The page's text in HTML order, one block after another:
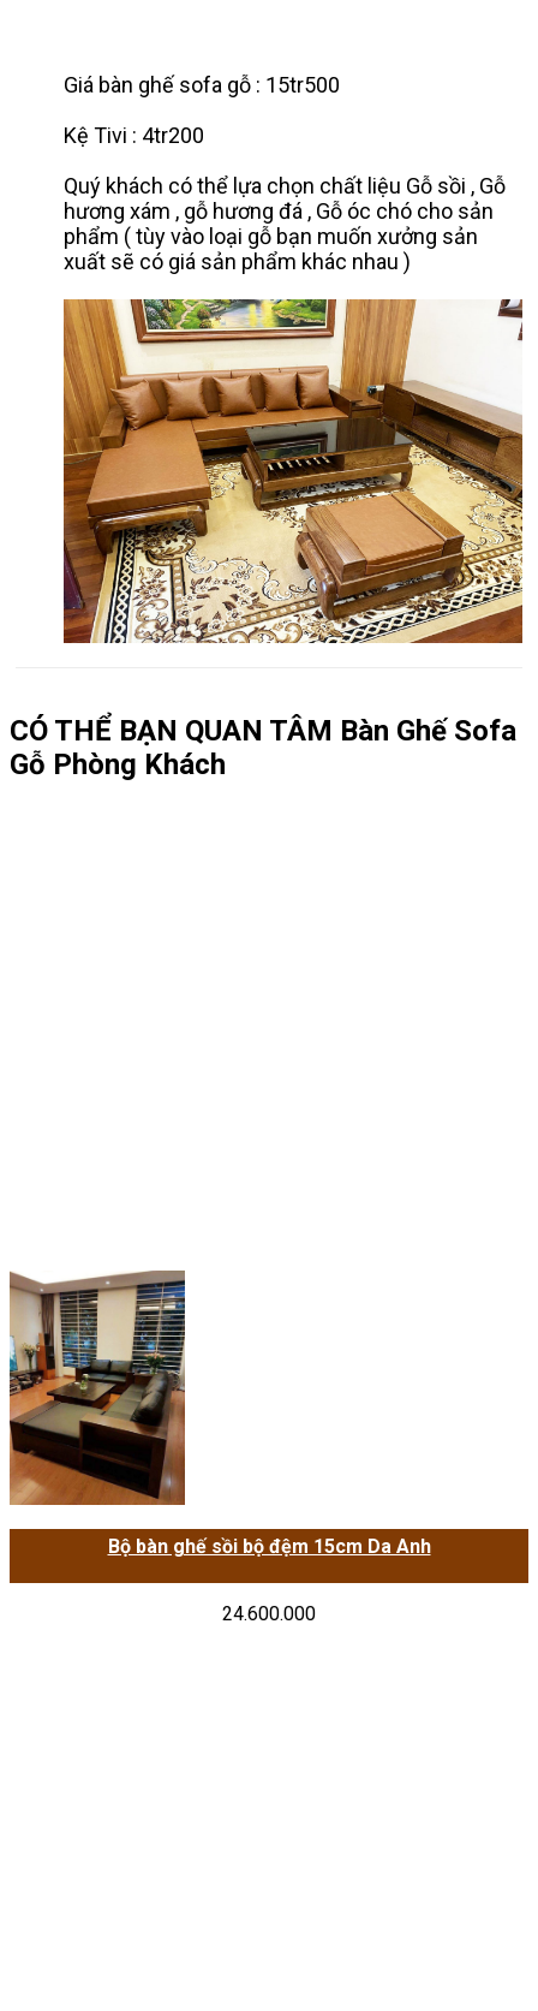
Giá bàn ghế sofa gỗ : 15tr500
Kệ Tivi : 4tr200
Quý khách có thể lựa chọn chất liệu Gỗ sồi , Gỗ
hương xám , gỗ hương đá , Gỗ óc chó cho sản
phẩm ( tùy vào loại gỗ bạn muốn xưởng sản
xuất sẽ có giá sản phẩm khác nhau )
CÓ THỂ BẠN QUAN TÂM Bàn Ghế Sofa
Gỗ Phòng Khách
Bộ bàn ghế sồi bộ đệm 15cm Da Anh
24.600.000